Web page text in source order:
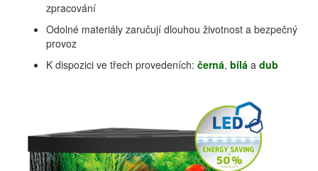
zpracování
Odolné materiály zaručují dlouhou životnost a bezpečný
provoz
K dispozici ve třech provedeních: černá, bílá a dub